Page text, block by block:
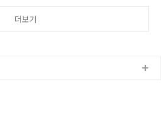
선발대회 등이 진행됩니다.
더보기